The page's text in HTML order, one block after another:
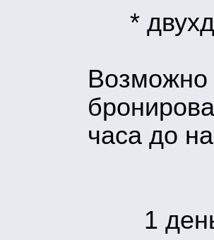
*
Возможно
часа до
1 день